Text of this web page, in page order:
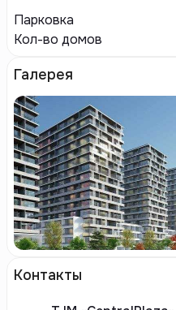
Парковка
Кол-во домов
Галерея
Контакты